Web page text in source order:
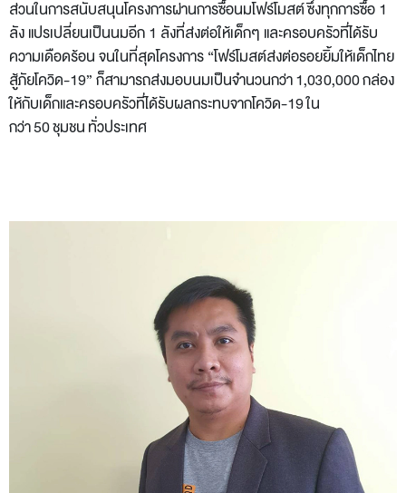
ส่วนในการสนับสนุนโครงการผ่านการซื้อนมโฟร์โมสต์ ซึ่งทุกการซื้อ 1
ลัง แปรเปลี่ยนเป็นนมอีก 1 ลังที่ส่งต่อให้เด็กๆ และครอบครัวที่ได้รับ
ความเดือดร้อน จนในที่สุดโครงการ “โฟร์โมสต์ส่งต่อรอยยิ้มให้เด็กไทย
สู้ภัยโควิด-19” ก็สามารถส่งมอบนมเป็นจำนวนกว่า 1,030,000 กล่อง
ให้กับเด็กและครอบครัวที่ได้รับผลกระทบจากโควิด-19 ใน
กว่า 50 ชุมชน ทั่วประเทศ